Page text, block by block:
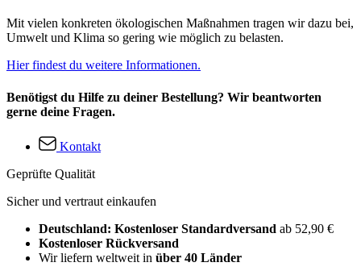
Mit vielen konkreten ökologischen Maßnahmen tragen wir dazu bei,
Umwelt und Klima so gering wie möglich zu belasten.
Hier findest du weitere Informationen.
Benötigst du Hilfe zu deiner Bestellung? Wir beantworten
gerne deine Fragen.
Kontakt
Geprüfte Qualität
Sicher und vertraut einkaufen
Deutschland: Kostenloser Standardversand ab 52,90 €
Kostenloser Rückversand
Wir liefern weltweit in über 40 Länder